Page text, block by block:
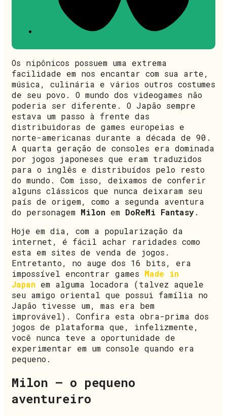
Os nipônicos possuem uma extrema
facilidade em nos encantar com sua arte,
música, culinária e vários outros costumes
de seu povo. O mundo dos videogames não
poderia ser diferente. O Japão sempre
estava um passo à frente das
distribuidoras de games europeias e
norte-americanas durante a década de 90.
A quarta geração de consoles era dominada
por jogos japoneses que eram traduzidos
para o inglês e distribuídos pelo resto
do mundo. Com isso, deixamos de conferir
alguns clássicos que nunca deixaram seu
país de origem, como a segunda aventura
do personagem Milon em DoReMi Fantasy.
Hoje em dia, com a popularização da
internet, é fácil achar raridades como
esta em sites de venda de jogos.
Entretanto, no auge dos 16 bits, era
impossível encontrar games Made in
Japan em alguma locadora (talvez aquele
seu amigo oriental que possui família no
Japão tivesse um, mas era bem
improvável). Confira esta obra-prima dos
jogos de plataforma que, infelizmente,
você nunca teve a oportunidade de
experimentar em um console quando era
pequeno.
Milon – o pequeno
aventureiro